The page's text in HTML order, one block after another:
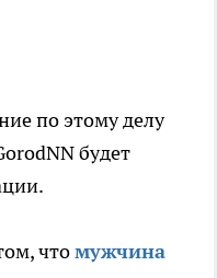
по этому делу
будет
чтомужчина